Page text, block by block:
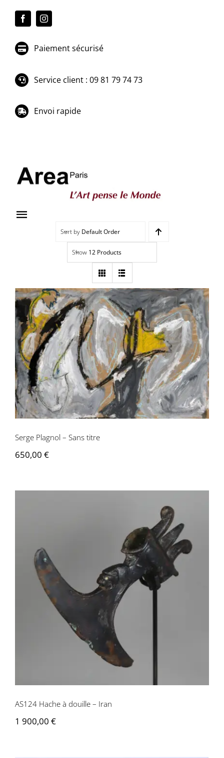
Paiement sécurisé
Service client : 09 81 79 74 73
Envoi rapide
Toggle
Navigation
Artistes
Éditions
Area revue)s(
Area antic
Blog
À propos
Sort by Default Order
Show 12 Products
Serge Plagnol – Sans titre
Serge Plagnol – Sans titre
650,00 €
AS124 Hache à douille – Iran
AS124 Hache à douille – Iran
1 900,00 €